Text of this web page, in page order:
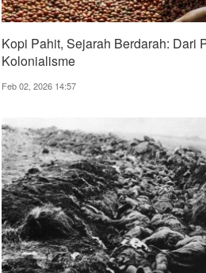
Kopi Pahit, Sejarah Berdarah: Dari
Kolonialisme
Feb 02, 2026 14:57